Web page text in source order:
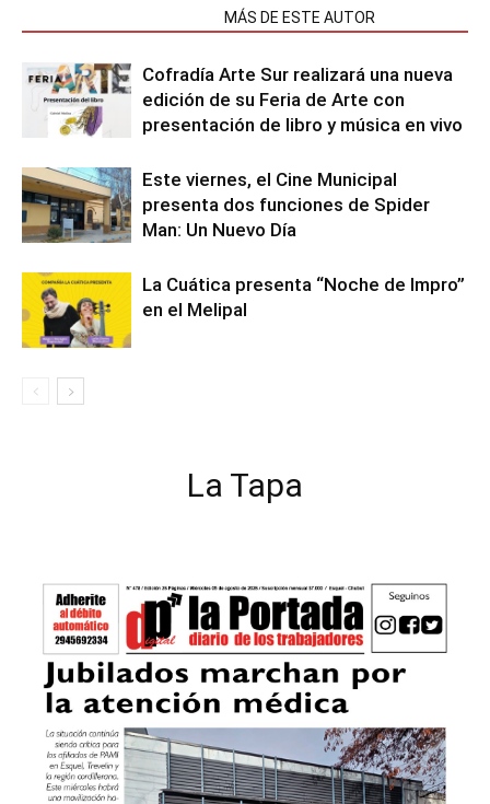
MÁS DE ESTE AUTOR
Cofradía Arte Sur realizará una nueva
edición de su Feria de Arte con
presentación de libro y música en vivo
Este viernes, el Cine Municipal
presenta dos funciones de Spider
Man: Un Nuevo Día
La Cuática presenta “Noche de Impro”
en el Melipal
La Tapa